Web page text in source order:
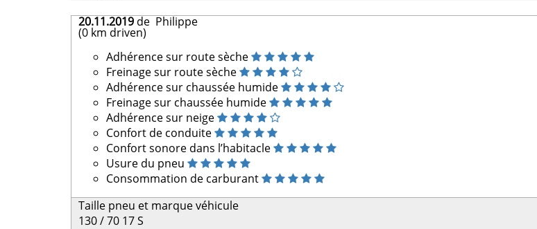
20.11.2019de Philippe
(0 km driven)
Adhérence sur route sèche
Freinage sur route sèche
Adhérence sur chaussée humide
Freinage sur chaussée humide
Adhérence sur neige
Confort de conduite
Confort sonore dans l’habitacle
Usure du pneu
Consommation de carburant
Taille pneu et marque véhicule
130 / 70 17 S